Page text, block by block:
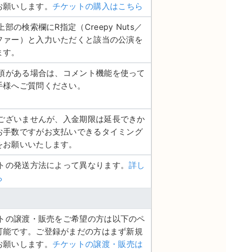
いします。 チケットの購入はこちら
部の検索欄にR指定（Creepy Nuts／
ァー）と入力いただくと該当の公演を
。
がある場合は、コメント機能を使って
へご質問ください。
ざいませんが、入金期限は延長できか
手数ですがお支払いできるタイミング
願いいたします。
の発送方法によって異なります。詳し
の譲渡・販売をご希望の方は以下のペ
能です。ご登録がまだの方はまず新規
いします。 チケットの譲渡・販売は